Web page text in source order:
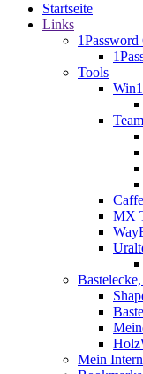
Startseite
Links
1Password
Tools
MX
Mein